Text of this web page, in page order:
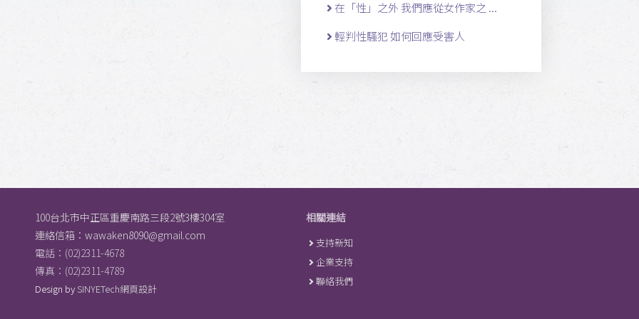
在「性」之外 我們應從女作家之 ...
輕判性騷犯 如何回應受害人
100台北市中正區重慶南路三段2號3樓304室
連絡信箱： wawaken8090@gmail.com
電話：(02)2311-4678
傳真：(02)2311-4789
Design by SINYETech網頁設計
相關連結
支持新知
企業支持
聯絡我們